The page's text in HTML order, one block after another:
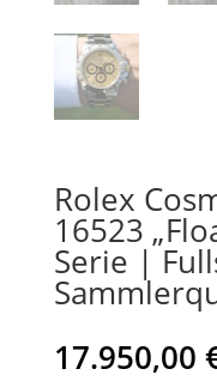
Rolex
16523
Serie |
17.950,00